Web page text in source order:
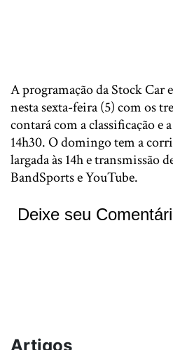
A programação da Stock Car
nesta sexta-feira (5) com os
contará com a classificação e
14h30. O domingo tem a
largada às 14h e transmissão
BandSports e YouTube.
Deixe seu
Artigos